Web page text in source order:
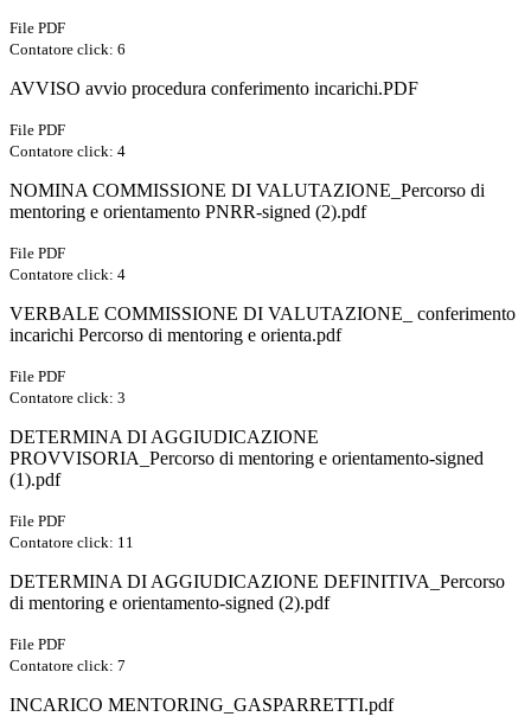
File PDF
Contatore click: 6
AVVISO avvio procedura conferimento incarichi.PDF
File PDF
Contatore click: 4
NOMINA COMMISSIONE DI VALUTAZIONE_Percorso di
mentoring e orientamento PNRR-signed (2).pdf
File PDF
Contatore click: 4
VERBALE COMMISSIONE DI VALUTAZIONE_ conferimento
incarichi Percorso di mentoring e orienta.pdf
File PDF
Contatore click: 3
DETERMINA DI AGGIUDICAZIONE
PROVVISORIA_Percorso di mentoring e orientamento-signed
(1).pdf
File PDF
Contatore click: 11
DETERMINA DI AGGIUDICAZIONE DEFINITIVA_Percorso
di mentoring e orientamento-signed (2).pdf
File PDF
Contatore click: 7
INCARICO MENTORING_GASPARRETTI.pdf